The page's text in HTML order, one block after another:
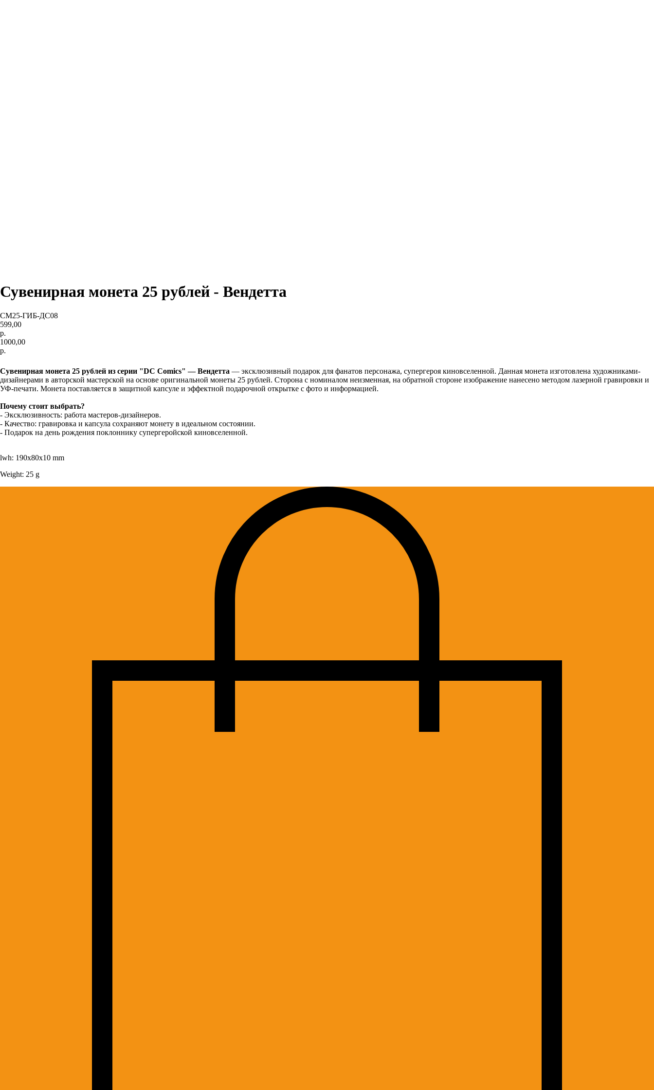
Сувенирная монета 25 рублей - Вендетта
СМ25-ГИБ-ДС08
599,00
р.
1000,00
р.
Сувенирная монета 25 рублей из серии "DC Comics" — Вендетта — эксклюзивный подарок для фанатов персонажа, супергероя киновселенной. Данная монета изготовлена художниками-
дизайнерами в авторской мастерской на основе оригинальной монеты 25 рублей. Сторона с номиналом неизменная, на обратной стороне изображение нанесено методом лазерной гравировки и
УФ-печати. Монета поставляется в защитной капсуле и эффектной подарочной открытке с фото и информацией.
Почему стоит выбрать?
- Эксклюзивность: работа мастеров-дизайнеров.
- Качество: гравировка и капсула сохраняют монету в идеальном состоянии.
- Подарок на день рождения поклоннику супергеройской киновселенной.
lwh: 190x80x10 mm
Weight: 25 g